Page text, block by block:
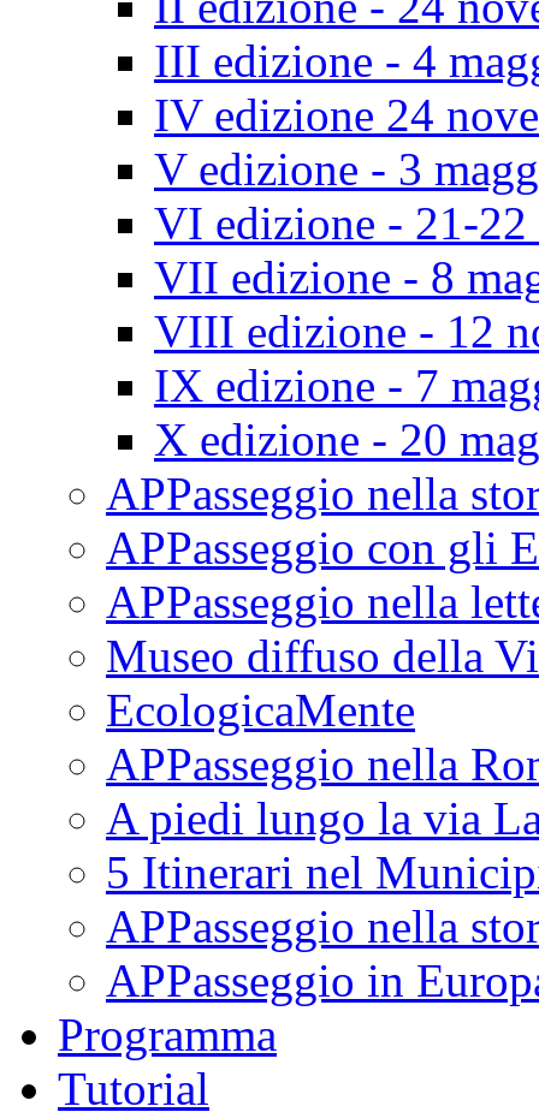
III edizione - 4
IV edizione 24
V edizione - 3
VI edizione - 21-22
VII edizione - 8
VIII edizione - 12
IX edizione - 7
X edizione - 20
APPasseggio nella
APPasseggio con gli
APPasseggio nella
Museo diffuso della
EcologicaMente
APPasseggio nella
A piedi lungo la via
5 Itinerari nel
APPasseggio nella
APPasseggio in
Programma
Tutorial